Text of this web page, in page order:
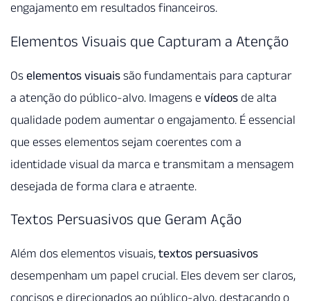
engajamento em resultados financeiros.
Elementos Visuais que Capturam a Atenção
Os elementos visuais são fundamentais para capturar
a atenção do público-alvo. Imagens e vídeos de alta
qualidade podem aumentar o engajamento. É essencial
que esses elementos sejam coerentes com a
identidade visual da marca e transmitam a mensagem
desejada de forma clara e atraente.
Textos Persuasivos que Geram Ação
Além dos elementos visuais, textos persuasivos
desempenham um papel crucial. Eles devem ser claros,
concisos e direcionados ao público-alvo, destacando o